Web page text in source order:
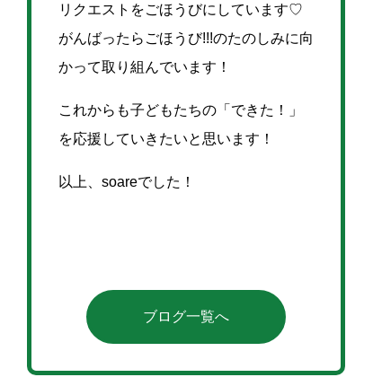
リクエストをごほうびにしています♡
がんばったらごほうび!!!のたのしみに向
かって取り組んでいます！
これからも子どもたちの「できた！」
を応援していきたいと思います！
以上、soareでした！
ブログ一覧へ